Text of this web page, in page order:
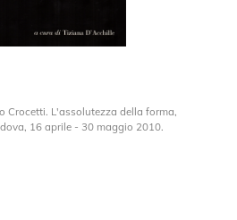
Crocetti. L'assolutezza della forma,
16 aprile - 30 maggio 2010.